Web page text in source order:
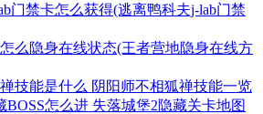
门禁卡怎么获得(逃离鸭科夫j-lab门禁
么隐身在线状态(王者营地隐身在线方
技能是什么 阴阳师不相狐禅技能一览
怎么进 失落城堡2隐藏关卡地图